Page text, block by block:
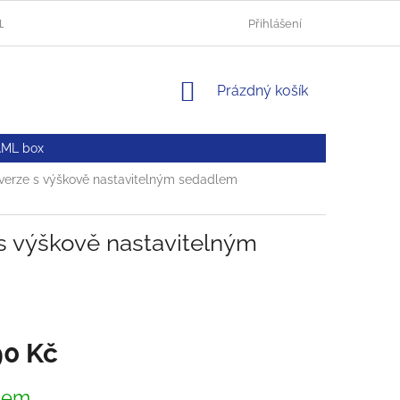
OBCHODNÍ PODMÍNKY
Přihlášení
NÁKUPNÍ
Prázdný košík
box
s výškově nastavitelným sedadlem
výškově nastavitelným
Kč